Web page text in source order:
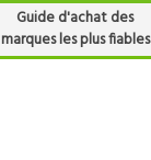
Guide d'achat des
marques les plus fiables